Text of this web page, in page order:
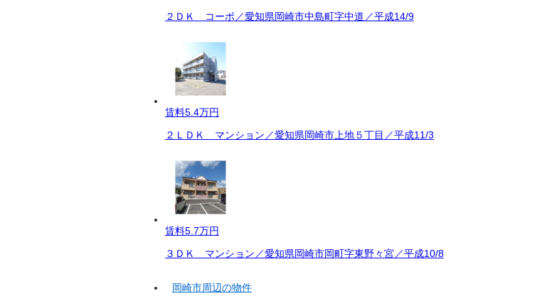
２ＤＫ コーポ／愛知県岡崎市中島町字中道／平成14/9
賃料5.4万円
２ＬＤＫ マンション／愛知県岡崎市上地５丁目／平成11/3
賃料5.7万円
３ＤＫ マンション／愛知県岡崎市岡町字東野々宮／平成10/8
岡崎市周辺の物件